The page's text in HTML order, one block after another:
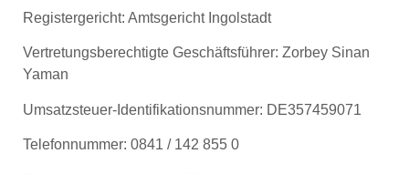
Registergericht: Amtsgericht Ingolstadt
Vertretungsberechtigte Geschäftsführer: Zorbey Sinan
Yaman
Umsatzsteuer-Identifikationsnummer: DE357459071
Telefonnummer: 0841 / 142 855 0